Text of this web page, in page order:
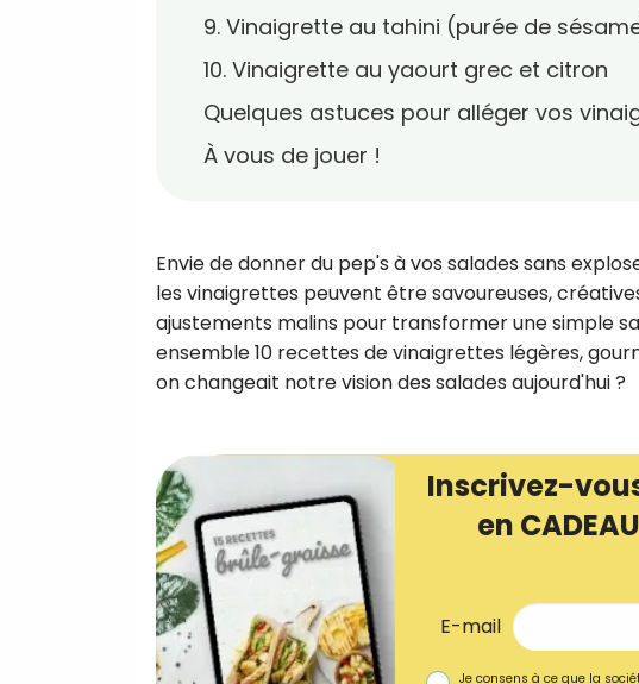
9. Vinaigrette au tahini (purée de
10. Vinaigrette au yaourt grec et citron
Quelques astuces pour alléger vos
À vous de jouer !
Envie de donner du pep's à vos salades sans
les vinaigrettes peuvent être savoureuses,
ajustements malins pour transformer une simple
ensemble 10 recettes de vinaigrettes légères,
on changeait notre vision des salades aujourd'hui ?
Inscrivez-
en
E-mail
Je consens à ce que la